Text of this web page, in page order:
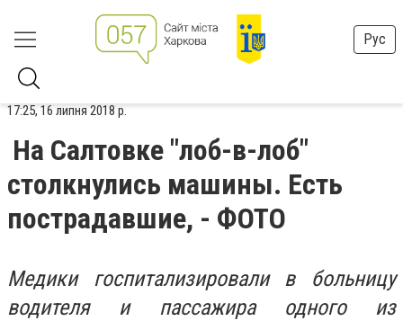
Рус
17:25, 16 липня 2018 р.
На Салтовке "лоб-в-лоб"
столкнулись машины. Есть
пострадавшие, - ФОТО
Медики госпитализировали в больницу
водителя и пассажира одного из